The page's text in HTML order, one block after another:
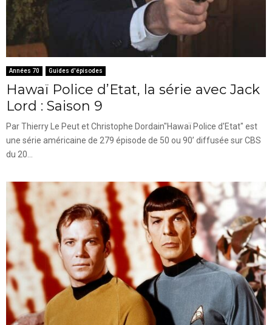
Années 70 Guides d'épisodes
Hawaï Police d’Etat, la série avec Jack
Lord : Saison 9
Par Thierry Le Peut et Christophe Dordain"Hawaï Police d'Etat" est
une série américaine de 279 épisode de 50 ou 90’ diffusée sur CBS
du 20...